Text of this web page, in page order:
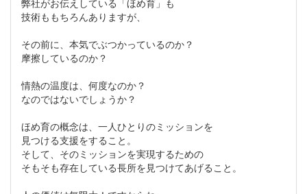
弊社がお伝えしている「ほめ育」も
技術ももちろんありますが、
その前に、本気でぶつかっているのか？
摩擦しているのか？
情熱の温度は、何度なのか？
なのではないでしょうか？
ほめ育の概念は、一人ひとりのミッションを
見つける支援をすること。
そして、そのミッションを実現するための
そもそも存在している長所を見つけてあげること。